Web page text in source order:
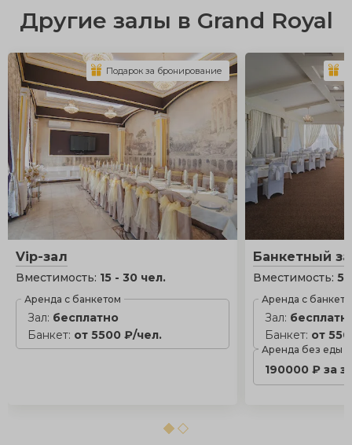
Другие залы в Grand Royal
Vip-зал
Вместимость: 15 - 30 чел.
Аренда с банкетом
Зал: бесплатно
Банкет: от 5500 ₽/чел.
Подарок за бронирование
Банкетный
Вместимость:
Аренда с
Зал:
Банкет: от
Аренда без еды
190000 ₽ за